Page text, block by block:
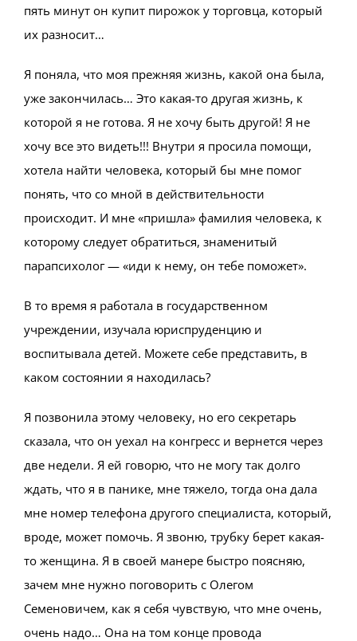
пять минут он купит пирожок у торговца, который
их разносит…
Я поняла, что моя прежняя жизнь, какой она была,
уже закончилась… Это какая-то другая жизнь, к
которой я не готова. Я не хочу быть другой! Я не
хочу все это видеть!!! Внутри я просила помощи,
хотела найти человека, который бы мне помог
понять, что со мной в действительности
происходит. И мне «пришла» фамилия человека, к
которому следует обратиться, знаменитый
парапсихолог — «иди к нему, он тебе поможет».
В то время я работала в государственном
учреждении, изучала юриспруденцию и
воспитывала детей. Можете себе представить, в
каком состоянии я находилась?
Я позвонила этому человеку, но его секретарь
сказала, что он уехал на конгресс и вернется через
две недели. Я ей говорю, что не могу так долго
ждать, что я в панике, мне тяжело, тогда она дала
мне номер телефона другого специалиста, который,
вроде, может помочь. Я звоню, трубку берет какая-
то женщина. Я в своей манере быстро поясняю,
зачем мне нужно поговорить с Олегом
Семеновичем, как я себя чувствую, что мне очень,
очень надо… Она на том конце провода